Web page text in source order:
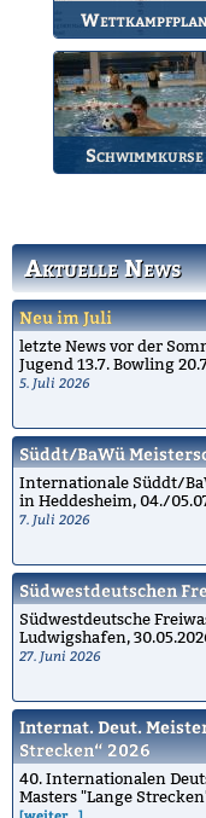
Aktuelle News
Neu im Juli
letzte News vor der
Jugend 13.7. Bowling
5. Juli 2026
Süddt/BaWü
Internationale Süddt/
in Heddesheim, 04./
7. Juli 2026
Südwestdeutschen
Südwestdeutsche
Ludwigshafen,
27. Juni 2026
Internat. Deut.
Strecken“ 2026
40. Internationalen
Masters "Lange
[weiter...]
Übersicht der
Wettkämpfe.
Schwimmkurse